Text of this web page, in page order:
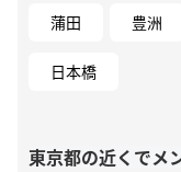
蒲田 豊洲
日本橋
東京都の近くでメ